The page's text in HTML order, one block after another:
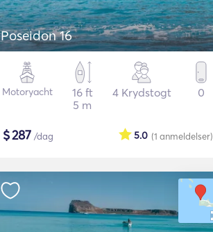
Poseidon 16
Motoryacht
16 ft
5 m
4 Krydstogt 0
$287 /dag (1 anmeldelser)
5.0